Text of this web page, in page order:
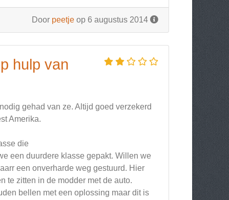
Door peetje op 6 augustus 2014
hulp van
gehad van ze. Altijd goed verzekerd
Amerika.
die
een duurdere klasse gepakt. Willen we
een onverharde weg gestuurd. Hier
te zitten in de modder met de auto.
bellen met een oplossing maar dit is